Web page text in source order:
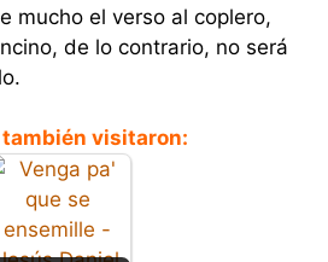
mucho el verso al coplero,
de lo contrario, no será
visitaron: